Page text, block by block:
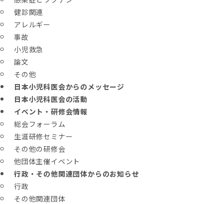
健診関連
アレルギー
事故
小児救急
論文
その他
日本小児科医会からのメッセージ
日本小児科医会の活動
イベント・研修会情報
総会フォーラム
生涯研修セミナー
その他の研修会
他団体主催イベント
行政・その他関連団体からのお知らせ
行政
その他関連団体